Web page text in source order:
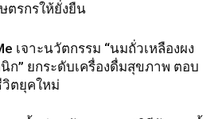
ตรกรให้ยั่งยืน
เจาะนวัตกรรม “นมถั่วเหลืองผง
ก” ยกระดับเครื่องดื่มสุขภาพ ตอบ
ตยุคใหม่